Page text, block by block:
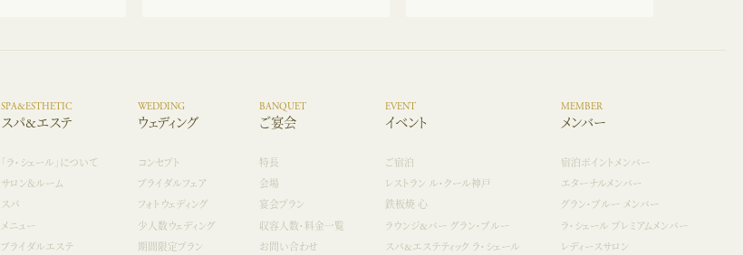
SPA&ESTHETIC
スパ&エステ
「ラ・シェール」について
サロン＆ルーム
スパ
メニュー
ブライダルエステ
WEDDING
ウェディング
コンセプト
ブライダルフェア
フォトウェディング
少人数ウェディング
期間限定プラン
BANQUET
ご宴会
特長
会場
宴会プラン
収容人数・料金一覧
お問い合わせ
EVENT
イベント
ご宿泊
レストラン ル・クール神戸
鉄板焼 心
ラウンジ&バー グラン・ブルー
スパ&エステティック ラ・シェール
MEMBER
メンバー
宿泊ポイントメンバー
エターナルメンバー
グラン・ブルー メンバー
ラ・シェール プレミアムメンバー
レディースサロン